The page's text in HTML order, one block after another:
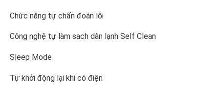
Chức năng tự chẩn đoán lỗi
Công nghệ tự làm sạch dàn lạnh Self Clean
Sleep Mode
Tự khởi động lại khi có điện